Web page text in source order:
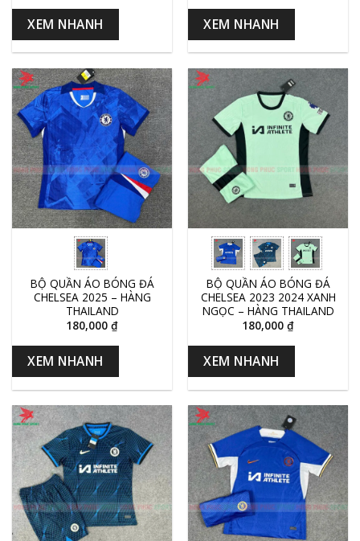
XEM NHANH XEM NHANH
BỘ QUẦN ÁO BÓNG ĐÁ
CHELSEA 2025 – HÀNG
THAILAND
180,000 ₫
XEM NHANH
BỘ QUẦN ÁO BÓNG ĐÁ
CHELSEA 2023 2024 XANH
NGỌC – HÀNG THAILAND
180,000 ₫
XEM NHANH